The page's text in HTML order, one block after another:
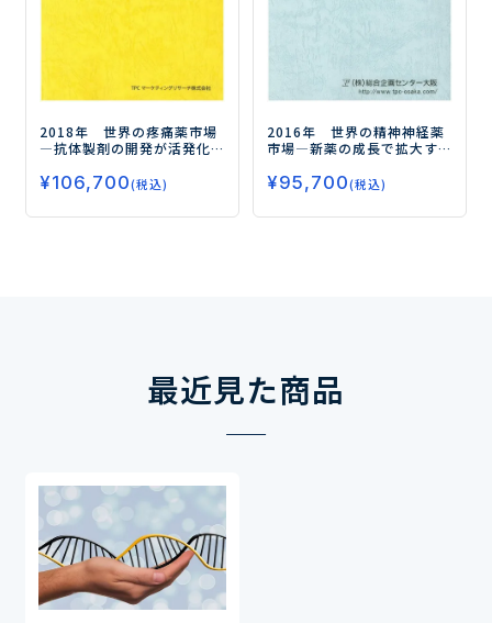
2018年 世界の疼痛薬市場
―抗体製剤の開発が活発化
¥106,700(税込)
2016年 世界の精神神経薬
市場―新薬の成長で拡大す
¥95,700(税込)
最近見た商品